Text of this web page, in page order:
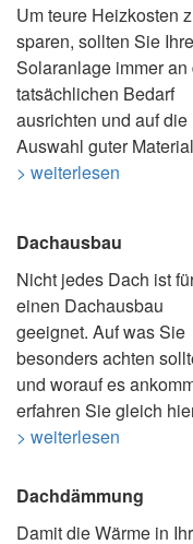
Um teure Heizkosten
sparen, sollten Sie Ihre
Solaranlage immer an
tatsächlichen Bedarf
ausrichten und auf die
Auswahl guter
> weiterlesen
Dachausbau
Nicht jedes Dach ist
einen Dachausbau
geeignet. Auf was Sie
besonders achten
und worauf es
erfahren Sie gleich
> weiterlesen
Dachdämmung
Damit die Wärme in